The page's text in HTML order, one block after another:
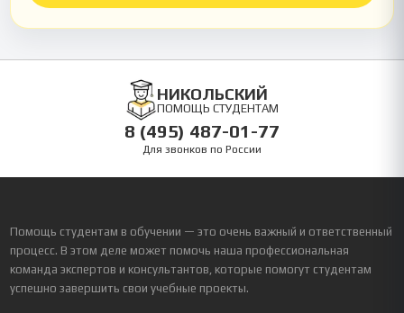
НИКОЛЬСКИЙ
ПОМОЩЬ СТУДЕНТАМ
8 (495) 487-01-77
Для звонков по России
Помощь студентам в обучении — это очень важный и ответственный
процесс. В этом деле может помочь наша профессиональная
команда экспертов и консультантов, которые помогут студентам
успешно завершить свои учебные проекты.